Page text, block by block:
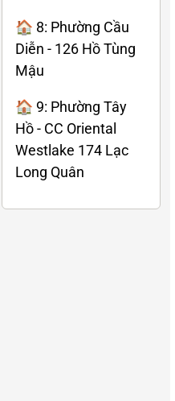
🏠 8: Phường Cầu
Diễn - 126 Hồ Tùng
Mậu
🏠 9: Phường Tây
Hồ - CC Oriental
Westlake 174 Lạc
Long Quân